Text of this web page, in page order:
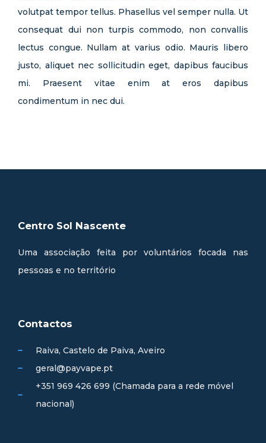
volutpat tempor tellus. Phasellus vel semper nulla. Ut
consequat dui non turpis commodo, non convallis
lectus congue. Nullam at varius odio. Mauris libero
justo, aliquet nec sollicitudin eget, dapibus faucibus
mi. Praesent vitae enim at eros dapibus
condimentum in nec dui.
Centro Sol Nascente
Uma associação feita por voluntários focada nas
pessoas e no território
Contactos
Raiva, Castelo de Paiva, Aveiro
geral@payvape.pt
+351 969 426 699 (Chamada para a rede móvel
nacional)